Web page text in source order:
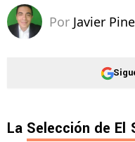
Por Javier
La Selección de El